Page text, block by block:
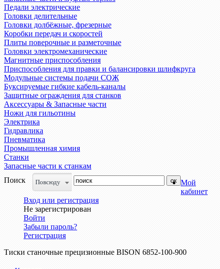
Педали электрические
Головки делительные
Головки долбёжные, фрезерные
Коробки передач и скоростей
Плиты поверочные и разметочные
Головки электромеханические
Магнитные приспособления
Приспособления для правки и балансировки шлифкруга
Модульные системы подачи СОЖ
Буксируемые гибкие кабель-каналы
Защитные ограждения для станков
Аксессуары & Запасные части
Ножи для гильотины
Электрика
Гидравлика
Пневматика
Промышленная химия
Станки
Запасные части к станкам
Поиск
Повсюду
Мой
кабинет
Вход или регистрация
Не зарегистрирован
Войти
Забыли пароль?
Регистрация
Тиски станочные прецизионные BISON 6852-100-900